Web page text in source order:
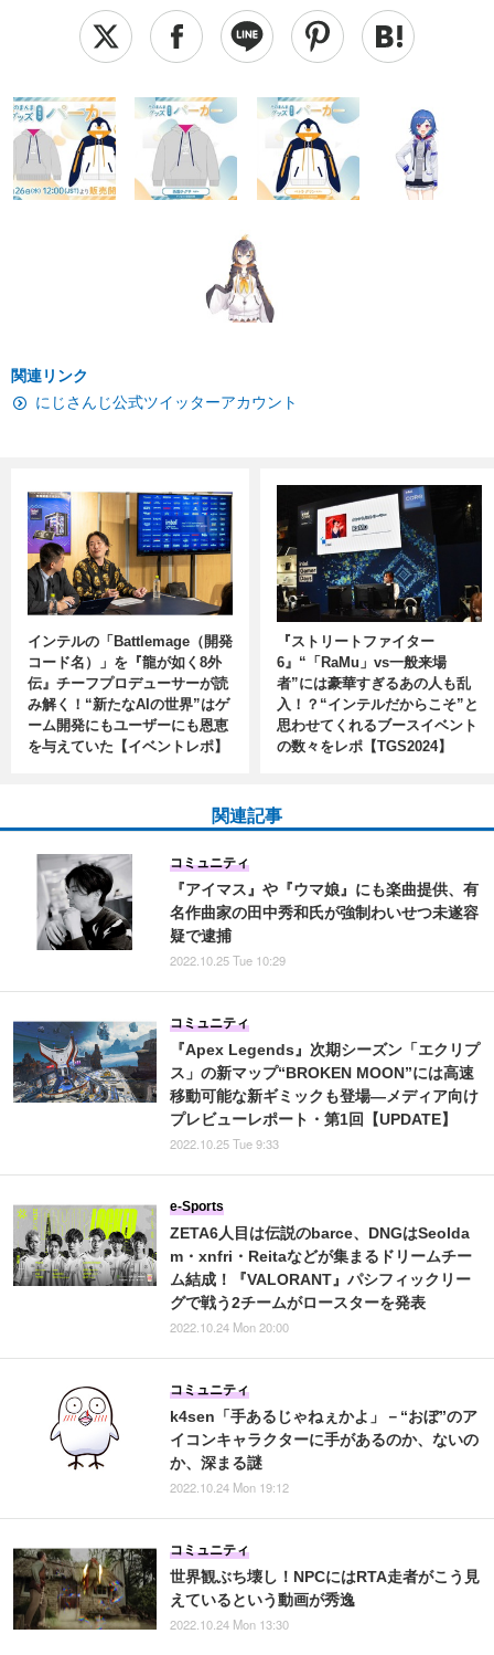
関連リンク
にじさんじ公式ツイッターアカウント
インテルの「Battlemage（開発
コード名）」を『龍が如く8外
伝』チーフプロデューサーが読
み解く！“新たなAIの世界”はゲ
ーム開発にもユーザーにも恩恵
を与えていた【イベントレポ】
『ストリートファイター
6』“「RaMu」vs一般来場
者”には豪華すぎるあの人も乱
入！？“インテルだからこそ”と
思わせてくれるブースイベント
の数々をレポ【TGS2024】
関連記事
『アイマス』や『ウマ娘』にも楽曲提供、有
名作曲家の田中秀和氏が強制わいせつ未遂容
疑で逮捕
コミュニティ
2022.10.25 Tue 10:29
『Apex Legends』次期シーズン「エクリプ
ス」の新マップ“BROKEN MOON”には高速
移動可能な新ギミックも登場―メディア向け
プレビューレポート・第1回【UPDATE】
コミュニティ
2022.10.25 Tue 9:33
ZETA6人目は伝説のbarce、DNGはSeolda
m・xnfri・Reitaなどが集まるドリームチー
ム結成！『VALORANT』パシフィックリー
グで戦う2チームがロースターを発表
e-Sports
2022.10.24 Mon 20:00
k4sen「手あるじゃねぇかよ」－“おぼ”のア
イコンキャラクターに手があるのか、ないの
か、深まる謎
コミュニティ
2022.10.24 Mon 19:12
世界観ぶち壊し！NPCにはRTA走者がこう見
えているという動画が秀逸
コミュニティ
2022.10.24 Mon 13:30